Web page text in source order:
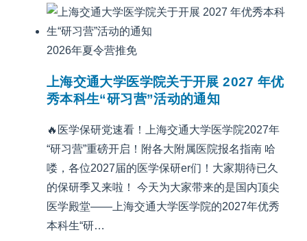
2026年夏令营推免
上海交通大学医学院关于开展 2027 年优
秀本科生“研习营”活动的通知
🔥医学保研党速看！上海交通大学医学院2027年
“研习营”重磅开启！附各大附属医院报名指南 哈
喽，各位2027届的医学保研er们！大家期待已久
的保研季又来啦！ 今天为大家带来的是国内顶尖
医学殿堂——上海交通大学医学院的2027年优秀
本科生“研…